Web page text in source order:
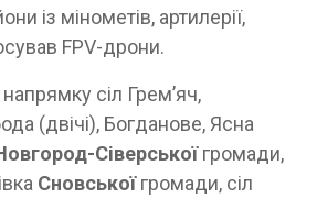
із мінометів, артилерії,
FPV-дрони.
сіл Гремʼяч,
(двічі), Богданове, Ясна
Сіверськоїгромади,
Сновськоїгромади, сіл